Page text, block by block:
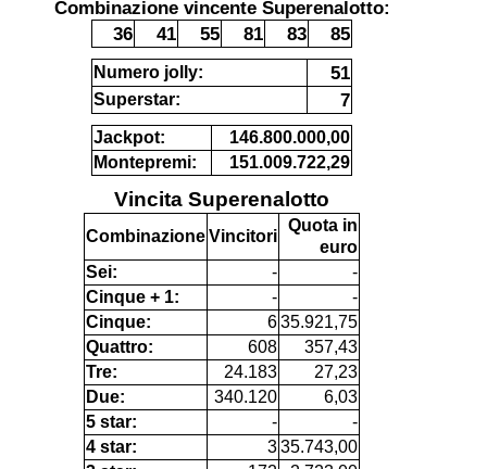
Combinazione vincente Superenalotto:
36
41 55 81 83 85
Numero jolly: 51
Superstar: 7
Jackpot:
146.800.000,00
Montepremi:
151.009.722,29
Vincita Superenalotto
CombinazioneVincitori
Quota in
euro
Sei:
-
-
Cinque + 1:
-
-
Cinque:
635.921,75
Quattro:
608
357,43
Tre:
24.183
27,23
Due:
340.120
6,03
5 star:
-
-
4 star:
335.743,00